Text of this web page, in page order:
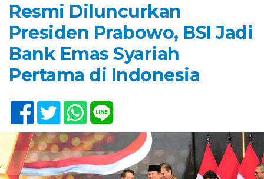
Resmi Diluncurkan
Presiden Prabowo, BSI Jadi
Bank Emas Syariah
Pertama di Indonesia